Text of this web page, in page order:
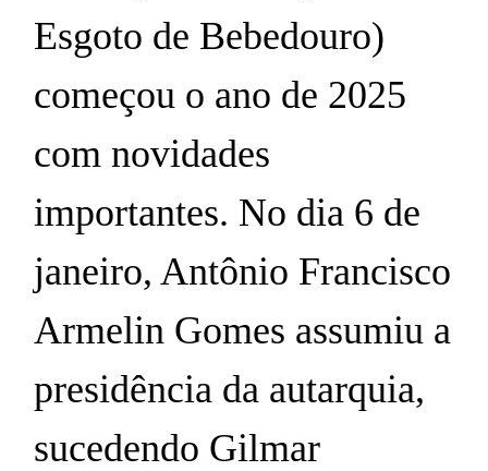
Esgoto de Bebedouro)
começou o ano de 2025
com novidades
importantes. No dia 6 de
janeiro, Antônio Francisco
Armelin Gomes assumiu a
presidência da autarquia,
sucedendo Gilmar